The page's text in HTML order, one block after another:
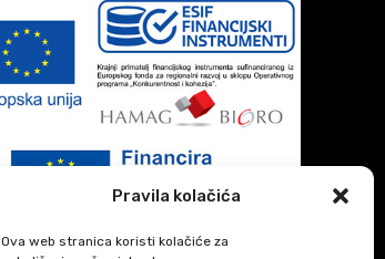
Pravila kolačića
Ova web stranica koristi kolačiće za